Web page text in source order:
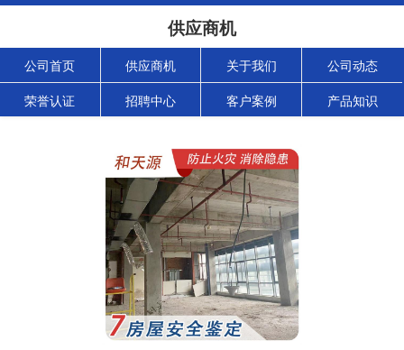
供应商机
公司首页 供应商机 关于我们 公司动态
荣誉认证 招聘中心 客户案例 产品知识